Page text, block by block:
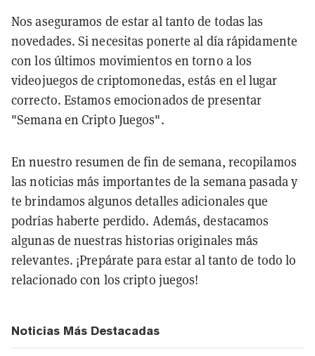
Nos aseguramos de estar al tanto de todas las
novedades. Si necesitas ponerte al día rápidamente
con los últimos movimientos en torno a los
videojuegos de criptomonedas, estás en el lugar
correcto. Estamos emocionados de presentar
"Semana en Cripto Juegos".
En nuestro resumen de fin de semana, recopilamos
las noticias más importantes de la semana pasada y
te brindamos algunos detalles adicionales que
podrías haberte perdido. Además, destacamos
algunas de nuestras historias originales más
relevantes. ¡Prepárate para estar al tanto de todo lo
relacionado con los cripto juegos!
Noticias Más Destacadas